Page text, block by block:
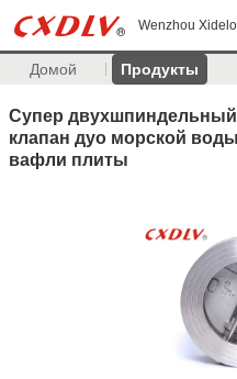
Wenzhou
Домой Продукты
Супер
клапан дуо морской
вафли плиты